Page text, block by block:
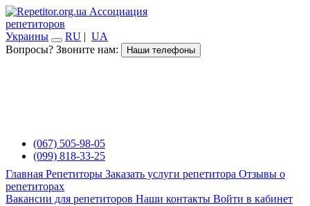
Ассоциация
репетиторов
Украины
RU | UA
Вопросы? Звоните нам:
Наши телефоны
(067) 505-98-05
(099) 818-33-25
Главная Репетиторы Заказать услуги репетитора Отзывы о
репетиторах
Вакансии для репетиторов Наши контакты Войти в кабинет